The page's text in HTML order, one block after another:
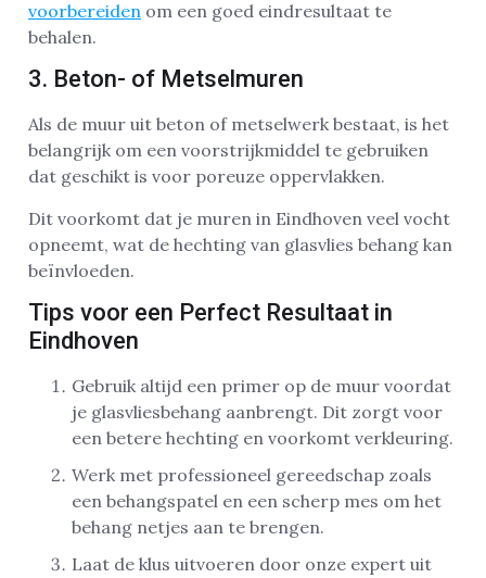
voorbereiden om een goed eindresultaat te
behalen.
3. Beton- of Metselmuren
Als de muur uit beton of metselwerk bestaat, is het
belangrijk om een voorstrijkmiddel te gebruiken
dat geschikt is voor poreuze oppervlakken.
Dit voorkomt dat je muren in Eindhoven veel vocht
opneemt, wat de hechting van glasvlies behang kan
beïnvloeden.
Tips voor een Perfect Resultaat in
Eindhoven
Gebruik altijd een primer op de muur voordat
je glasvliesbehang aanbrengt. Dit zorgt voor
een betere hechting en voorkomt verkleuring.
Werk met professioneel gereedschap zoals
een behangspatel en een scherp mes om het
behang netjes aan te brengen.
Laat de klus uitvoeren door onze expert uit